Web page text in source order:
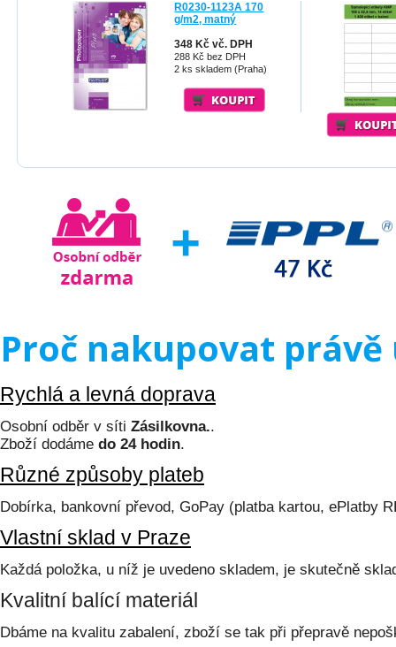
R0230-1123A 170
g/m2, matný
348 Kč vč. DPH
288 Kč bez DPH
2 ks skladem (Praha)
Proč nakupovat právě
Rychlá a levná doprava
Osobní odběr v síti Zásilkovna..
Zboží dodáme do 24 hodin.
Různé způsoby plateb
Dobírka, bankovní převod, GoPay (platba kartou, ePlatby
Vlastní sklad v Praze
Každá položka, u níž je uvedeno skladem, je skutečně
Kvalitní balící materiál
Dbáme na kvalitu zabalení, zboží se tak při přepravě